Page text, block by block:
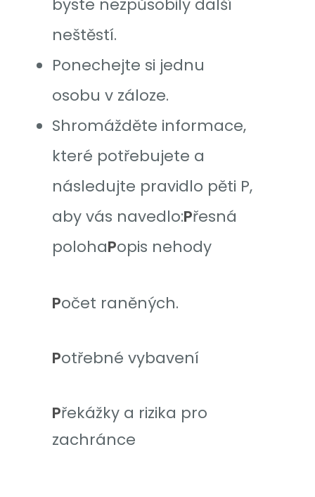
byste nezpůsobily další
neštěstí.
Ponechejte si jednu
osobu v záloze.
Shromážděte informace,
které potřebujete a
následujte pravidlo pěti P,
aby vás navedlo:Přesná
polohaPopis nehody
Počet raněných.
Potřebné vybavení
Překážky a rizika pro
zachránce